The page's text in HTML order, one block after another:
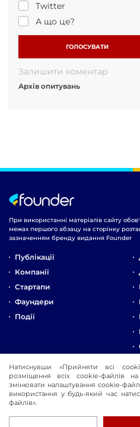
Twitter
А що це?
ГОЛОСУВАТИ
Залишити коментар
Архів опитувань
При використанні матеріалів сайту
межах першого абзацу на сторінку
зазначенням бренду видання Founder
Публікації
Компанії
Стартапи
Фаундери
Події
Про Компанію
Реклама
Контакти
Натиснувши «Прийняти всі
розміщення всіх cookie-файлів
змінювати налаштування cookie-
використання у будь-який час
файлів».